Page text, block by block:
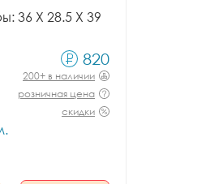
36 X 28.5 X 39
820
200+ в наличии
розничная цена
скидки